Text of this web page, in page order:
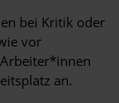
bei Kritik oder
vor
an.